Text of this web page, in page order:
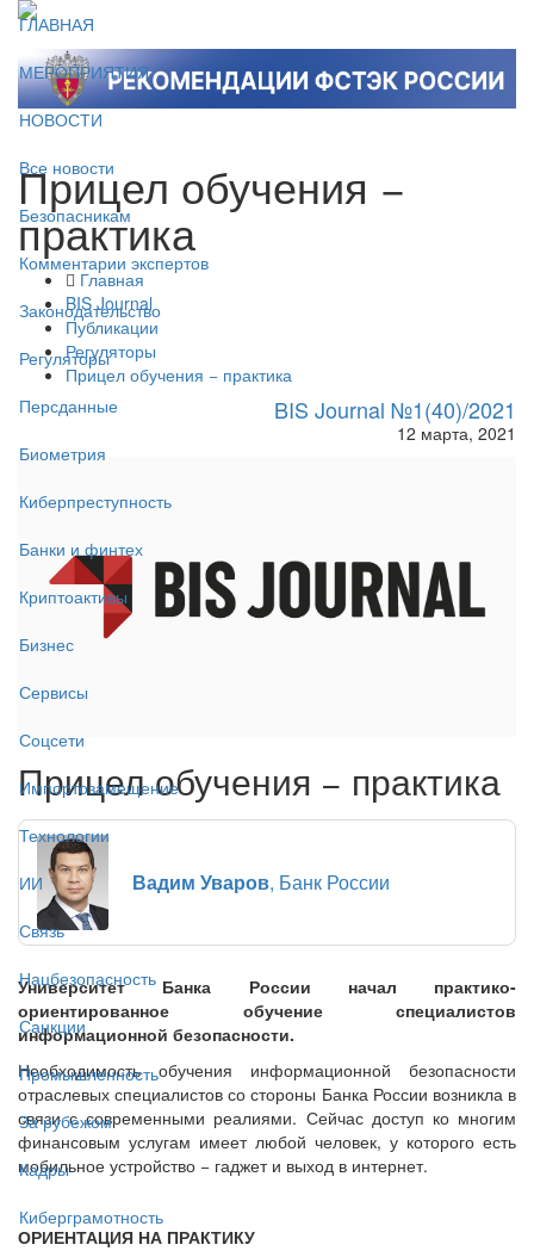
ГЛАВНАЯ
МЕРОПРИЯТИЯ
НОВОСТИ
Все новости
Безопасникам
Комментарии экспертов
Законодательство
Регуляторы
Персданные
Биометрия
Киберпреступность
Банки и финтех
Криптоактивы
Бизнес
Сервисы
Соцсети
Импортозамещение
Технологии
ИИ
Связь
Нацбезопасность
Санкции
Промышленность
За рубежом
Кадры
Киберграмотность
Прицел обучения −
практика
Главная
BIS Journal
Публикации
Регуляторы
Прицел обучения − практика
BIS Journal №1(40)/2021
12 марта, 2021
Прицел обучения − практика
Вадим Уваров, Банк России
Университет Банка России начал практико-
ориентированное обучение специалистов
информационной безопасности.
Необходимость обучения информационной безопасности
отраслевых специалистов со стороны Банка России возникла в
связи с современными реалиями. Сейчас доступ ко многим
финансовым услугам имеет любой человек, у которого есть
мобильное устройство − гаджет и выход в интернет.
ОРИЕНТАЦИЯ НА ПРАКТИКУ